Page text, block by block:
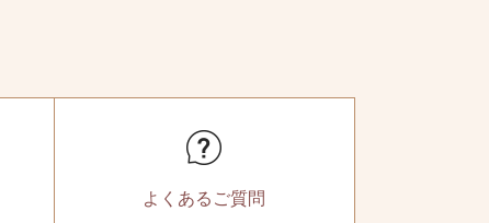
よくある ご質問